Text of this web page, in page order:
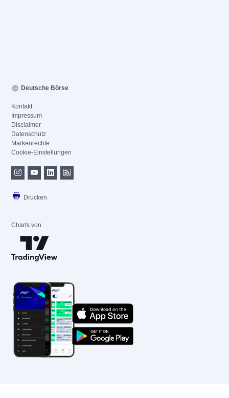
Deutsche Börse
Kontakt
Impressum
Disclaimer
Datenschutz
Markenrechte
Cookie-Einstellungen
Drucken
Charts von